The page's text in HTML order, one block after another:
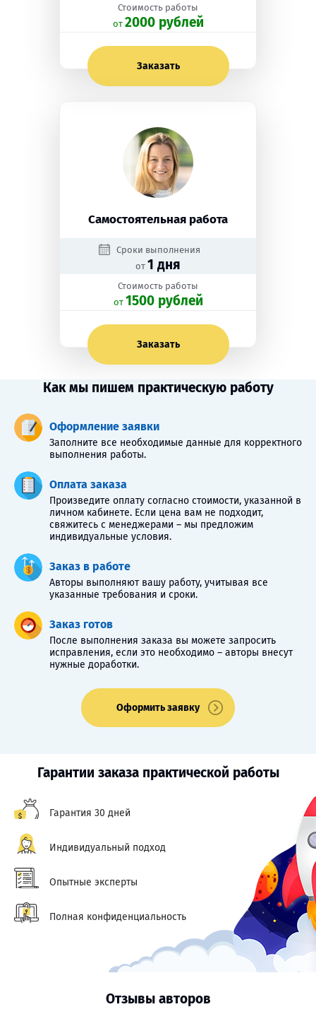
Стоимость работы
oт 2000 рублей
Заказать
Самостоятельная работа
Сроки выполнения
от 1 дня
Стоимость работы
oт 1500 рублей
Заказать
Как мы пишем практическую работу
Оформление заявки
Заполните все необходимые данные для корректного
выполнения работы.
Оплата заказа
Произведите оплату согласно стоимости, указанной в
личном кабинете. Если цена вам не подходит,
свяжитесь с менеджерами – мы предложим
индивидуальные условия.
Заказ в работе
Авторы выполняют вашу работу, учитывая все
указанные требования и сроки.
Заказ готов
После выполнения заказа вы можете запросить
исправления, если это необходимо – авторы внесут
нужные доработки.
Оформить заявку
Гарантии заказа практической работы
Гарантия 30 дней
Индивидуальный подход
Опытные эксперты
Полная конфиденциальность
Отзывы авторов